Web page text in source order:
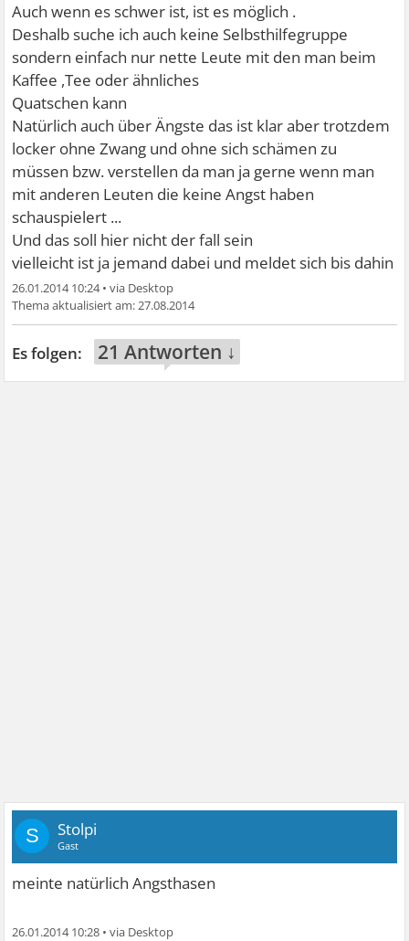
Auch wenn es schwer ist, ist es möglich .
Deshalb suche ich auch keine Selbsthilfegruppe
sondern einfach nur nette Leute mit den man beim
Kaffee ,Tee oder ähnliches
Quatschen kann
Natürlich auch über Ängste das ist klar aber trotzdem
locker ohne Zwang und ohne sich schämen zu
müssen bzw. verstellen da man ja gerne wenn man
mit anderen Leuten die keine Angst haben
schauspielert ...
Und das soll hier nicht der fall sein
vielleicht ist ja jemand dabei und meldet sich bis dahin
26.01.2014 10:24•
27.08.2014
21 Antworten ↓
S Stolpi
Gast
meinte natürlich Angsthasen
26.01.2014 10:28 •